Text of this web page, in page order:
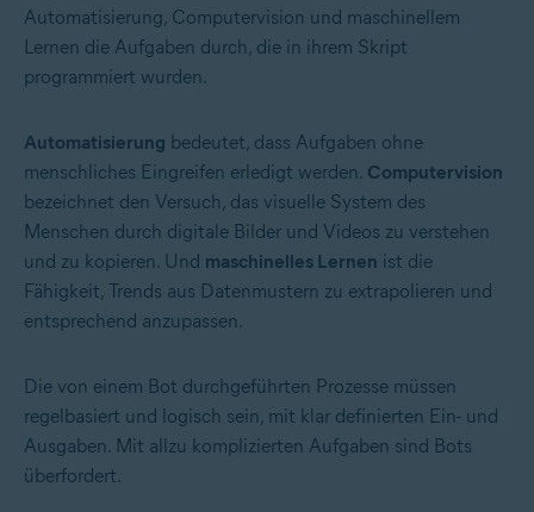
Automatisierung, Computervision und maschinellem
Lernen die Aufgaben durch, die in ihrem Skript
programmiert wurden.
Automatisierung bedeutet, dass Aufgaben ohne
menschliches Eingreifen erledigt werden. Computervision
bezeichnet den Versuch, das visuelle System des
Menschen durch digitale Bilder und Videos zu verstehen
und zu kopieren. Und maschinelles Lernen ist die
Fähigkeit, Trends aus Datenmustern zu extrapolieren und
entsprechend anzupassen.
Die von einem Bot durchgeführten Prozesse müssen
regelbasiert und logisch sein, mit klar definierten Ein- und
Ausgaben. Mit allzu komplizierten Aufgaben sind Bots
überfordert.